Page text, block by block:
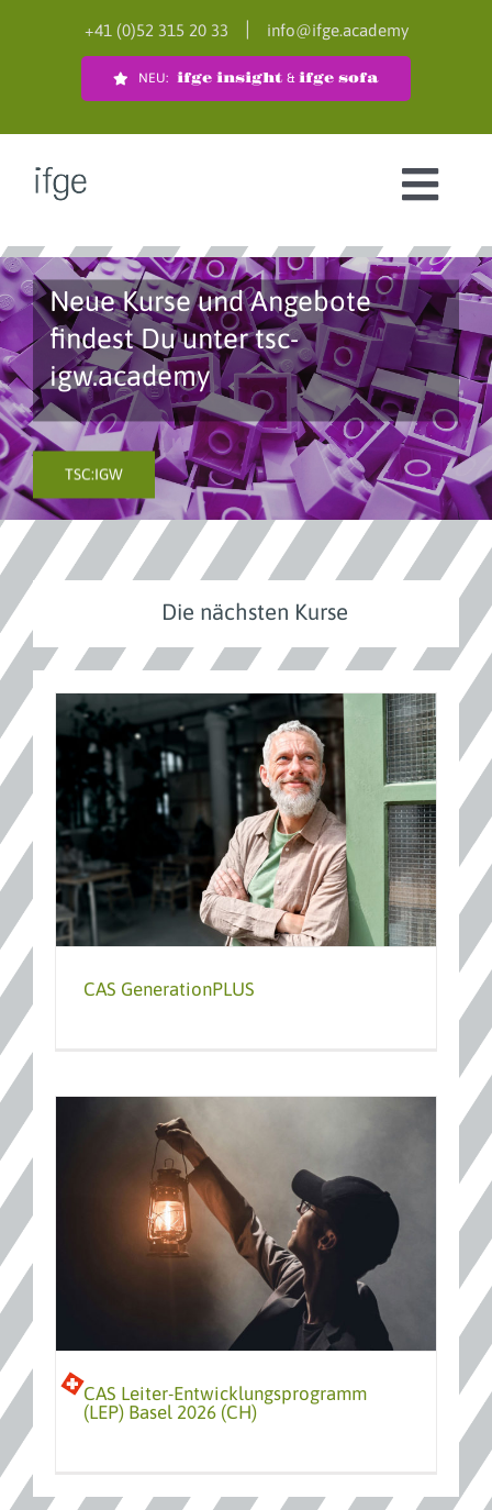
+41 (0)52 315 20 33 | info@ifge.academy
NEU:ifge insight &ifge sofa
CAS-Programme
Werkstatt
Fachkurs Gemeindeleitung
Beratung
Neue Kurse und Angebote
findest Du unter tsc-
igw.academy
TSC:IGW
Die nächsten Kurse
CAS GenerationPLUS
CAS Leiter-Entwicklungsprogramm
(LEP) Basel 2026 (CH)